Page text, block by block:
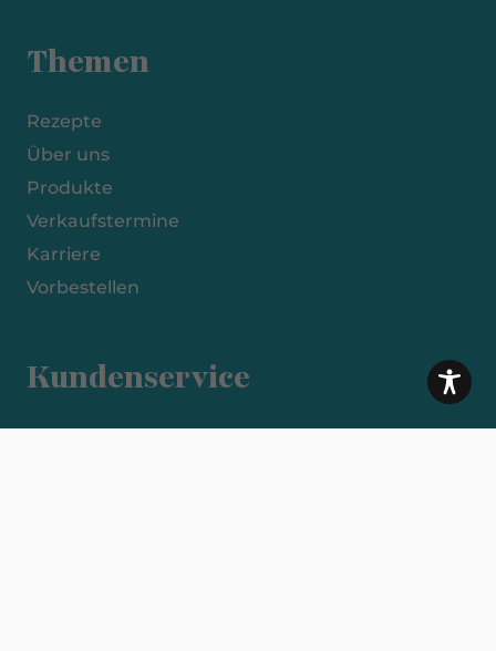
Themen
Rezepte
Über uns
Produkte
Verkaufstermine
Karriere
Vorbestellen
Kundenservice